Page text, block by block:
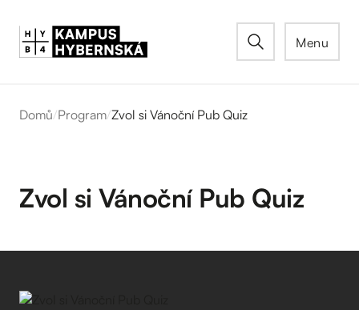
Menu
Domů/Program/Zvol si Vánoční Pub Quiz
Zvol si Vánoční Pub Quiz